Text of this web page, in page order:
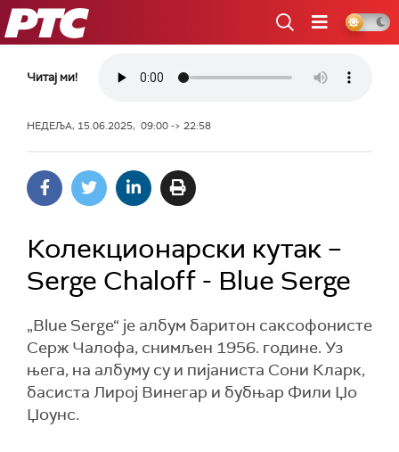
РТС
Читај ми!
НЕДЕЉА, 15.06.2025, 09:00 -> 22:58
Колекционарски кутак –
Serge Chaloff - Blue Serge
„Blue Serge“ је албум баритон саксофонисте
Серж Чалофа, снимљен 1956. године. Уз
њега, на албуму су и пијаниста Сони Кларк,
басиста Лирој Винегар и бубњар Фили Џо
Џоунс.